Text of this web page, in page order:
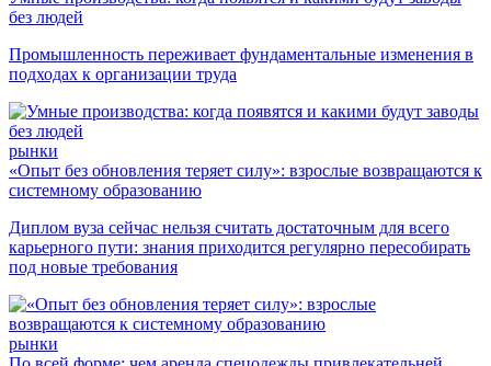
без людей
Промышленность переживает фундаментальные изменения в
подходах к организации труда
рынки
«Опыт без обновления теряет силу»: взрослые возвращаются к
системному образованию
Диплом вуза сейчас нельзя считать достаточным для всего
карьерного пути: знания приходится регулярно пересобирать
под новые требования
рынки